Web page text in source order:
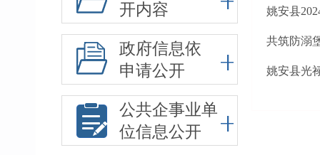
开内容
政府信息依
申请公开
公共企事业单
位信息公开
姚安县
共筑防溺
姚安县光